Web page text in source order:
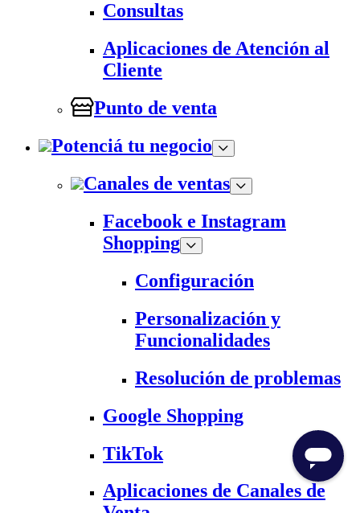
Consultas
Aplicaciones de Atención al
Cliente
Punto de venta
Potenciá tu negocio
Canales de ventas
Facebook e Instagram
Shopping
Configuración
Personalización y
Funcionalidades
Resolución de problemas
Google Shopping
TikTok
Aplicaciones de Canales de